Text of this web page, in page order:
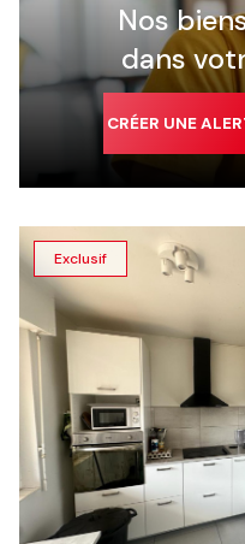
Nos
dans
CRÉER UNE
Exclusif